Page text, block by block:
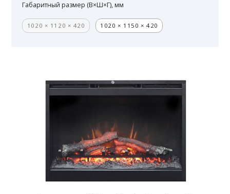
Габаритный размер (В×Ш×Г), мм
1020 × 1120 × 420 1020 × 1150 × 420